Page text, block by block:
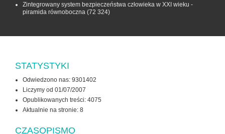
Zintegrowany system bezpieczeństwa człowieka w XXI wieku -
piramida równoboczna (72 324)
STATYSTYKI
Odwiedzono nas: 9301402
Liczymy od 01/07/2007
Opublikowanych treści: 4075
Aktualnie na stronie: 8
CZASOPISMO